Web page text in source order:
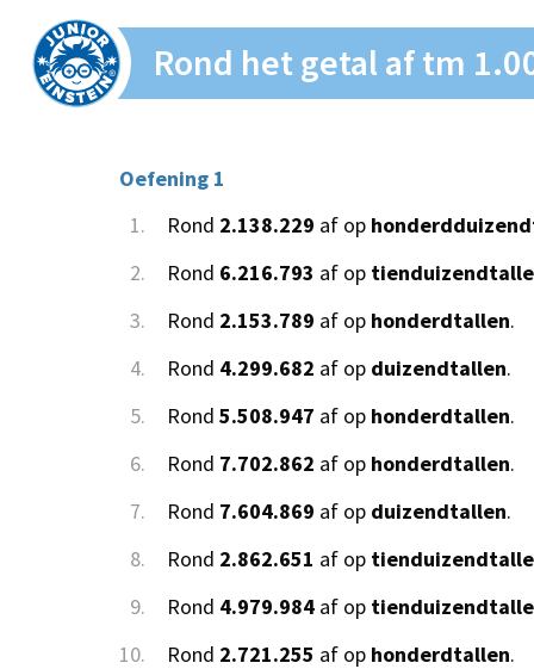
Rond het getal af tm
Oefening 1
1.
Rond 2.138.229 af op
2.
Rond 6.216.793 af op
3.
Rond 2.153.789 af op honderdtallen.
4.
Rond 4.299.682 af op duizendtallen.
5.
Rond 5.508.947 af op honderdtallen.
6.
Rond 7.702.862 af op honderdtallen.
7.
Rond 7.604.869 af op duizendtallen.
8.
Rond 2.862.651 af op
9.
Rond 4.979.984af op
10.
Rond 2.721.255 af op honderdtallen.